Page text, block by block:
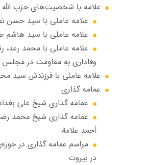
علامه با شخصیت‌های حزب الله
علامه عاملي با سيد حسن
علامه عاملي با سيد هاشم
علامه عاملي با محمد رعد،
وفاداری به مقاومت در مجلس
علامه عاملي با فرزندش سید
عمامه گذاری
عمامه گذاری شیخ علی
عمامه گذاری شيخ محمد
أحمد علامة
مراسم عمامه گذاری در
در بیروت